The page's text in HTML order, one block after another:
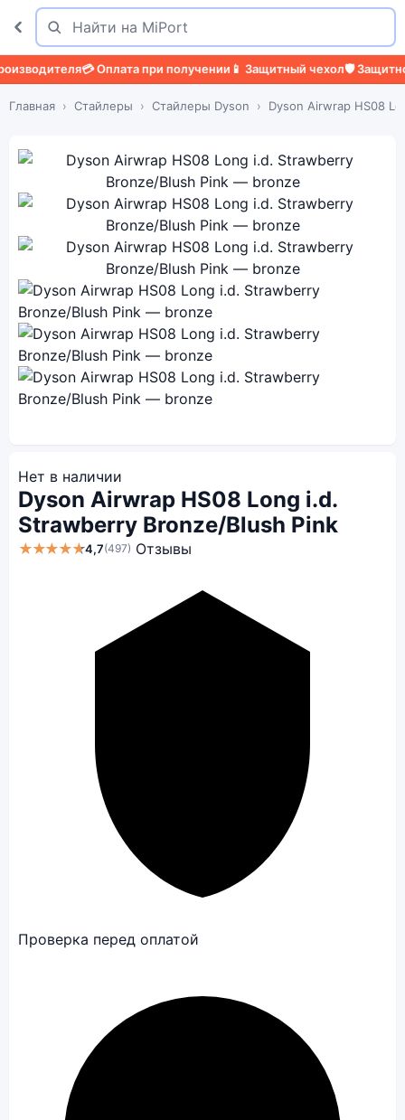
Поиск
Найти
💳 Оплата при получении📱 Защитный чехол🛡️ Защитное
Главная Стайлеры Стайлеры Dyson Dyson Airwrap HS08
Нет в наличии
Dyson Airwrap HS08 Long i.d.
Strawberry Bronze/Blush Pink
★★★★★4,7(497) Отзывы
Проверка перед оплатой